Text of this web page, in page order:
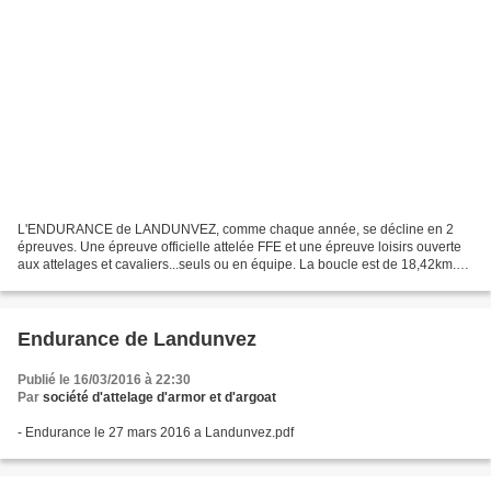
L'ENDURANCE de LANDUNVEZ, comme chaque année, se décline en 2
épreuves. Une épreuve officielle attelée FFE et une épreuve loisirs ouverte
aux attelages et cavaliers...seuls ou en équipe. La boucle est de 18,42km.
Endurance de Landunvez
Publié le 16/03/2016 à 22:30
Par société d'attelage d'armor et d'argoat
- Endurance le 27 mars 2016 a Landunvez.pdf